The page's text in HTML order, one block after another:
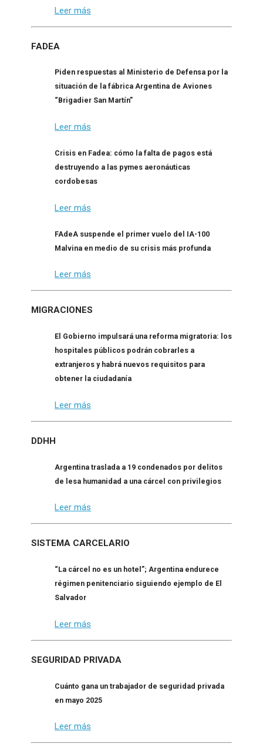
Leer más
FADEA
Piden respuestas al Ministerio de Defensa por la
situación de la fábrica Argentina de Aviones
“Brigadier San Martín”
Leer más
Crisis en Fadea: cómo la falta de pagos está
destruyendo a las pymes aeronáuticas
cordobesas
Leer más
FAdeA suspende el primer vuelo del IA-100
Malvina en medio de su crisis más profunda
Leer más
MIGRACIONES
El Gobierno impulsará una reforma migratoria: los
hospitales públicos podrán cobrarles a
extranjeros y habrá nuevos requisitos para
obtener la ciudadanía
Leer más
DDHH
Argentina traslada a 19 condenados por delitos
de lesa humanidad a una cárcel con privilegios
Leer más
SISTEMA CARCELARIO
“La cárcel no es un hotel”; Argentina endurece
régimen penitenciario siguiendo ejemplo de El
Salvador
Leer más
SEGURIDAD PRIVADA
Cuánto gana un trabajador de seguridad privada
en mayo 2025
Leer más